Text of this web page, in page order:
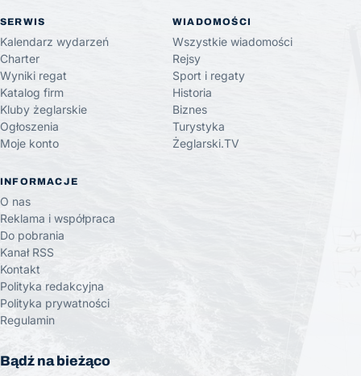
SERWIS
Kalendarz wydarzeń
Charter
Wyniki regat
Katalog firm
Kluby żeglarskie
Ogłoszenia
Moje konto
WIADOMOŚCI
Wszystkie wiadomości
Rejsy
Sport i regaty
Historia
Biznes
Turystyka
Żeglarski.TV
INFORMACJE
O nas
Reklama i współpraca
Do pobrania
Kanał RSS
Kontakt
Polityka redakcyjna
Polityka prywatności
Regulamin
Bądź na bieżąco